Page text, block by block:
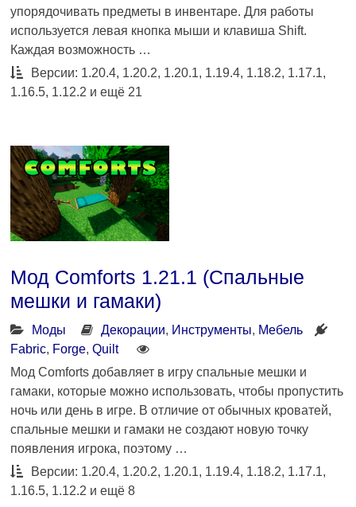
упорядочивать предметы в инвентаре. Для работы
используется левая кнопка мыши и клавиша Shift.
Каждая возможность …
Версии: 1.20.4, 1.20.2, 1.20.1, 1.19.4, 1.18.2, 1.17.1,
1.16.5, 1.12.2 и ещё 21
Мод Comforts 1.21.1 (Спальные
мешки и гамаки)
Моды Декорации, Инструменты, Мебель
Fabric, Forge,Quilt
Мод Comforts добавляет в игру спальные мешки и
гамаки, которые можно использовать, чтобы пропустить
ночь или день в игре. В отличие от обычных кроватей,
спальные мешки и гамаки не создают новую точку
появления игрока, поэтому …
Версии: 1.20.4, 1.20.2, 1.20.1, 1.19.4, 1.18.2, 1.17.1,
1.16.5, 1.12.2 и ещё 8